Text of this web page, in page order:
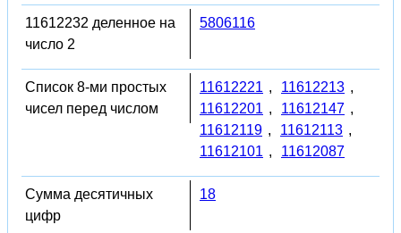
11612232 деленное на
число 2
5806116
Список 8-ми простых
чисел перед числом
11612221 , 11612213 ,
11612201 , 11612147 ,
11612119 , 11612113 ,
11612101 , 11612087
Сумма десятичных
цифр
18